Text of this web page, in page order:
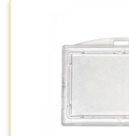
Karten - Horizontal
Sichere Ausweishülle aus
geeignet für Bankkarten,
optimales
SogéBudget.